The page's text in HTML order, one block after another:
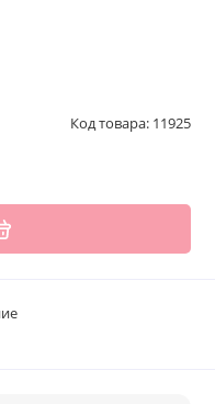
Код товара: 11925